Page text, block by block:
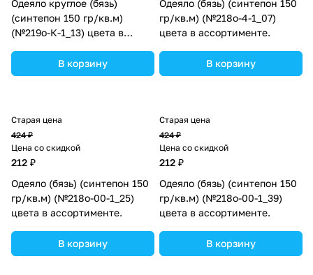
Одеяло круглое (бязь)
(синтепон 150 гр/кв.м)
(№219о-К-1_13) цвета в
В корзину
Одеяло (бязь) (синтепон 150
гр/кв.м) (№218о-4-1_07)
цвета в ассортименте.
В корзину
Старая цена
424 ₽
Цена со скидкой
212 ₽
Одеяло (бязь) (синтепон 150
гр/кв.м) (№218о-00-1_25)
цвета в ассортименте.
В корзину
Старая цена
424 ₽
Цена со скидкой
212 ₽
Одеяло (бязь) (синтепон 150
гр/кв.м) (№218о-00-1_39)
цвета в ассортименте.
В корзину